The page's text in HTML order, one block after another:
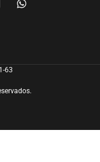
63